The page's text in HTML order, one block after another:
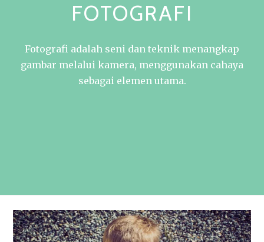
FOTOGRAFI
Fotografi adalah seni dan teknik menangkap
gambar melalui kamera, menggunakan cahaya
sebagai elemen utama.